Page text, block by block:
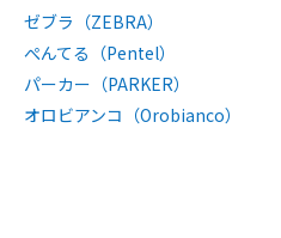
ゼブラ（ZEBRA）
ぺんてる（Pentel）
パーカー（PARKER）
オロビアンコ（Orobianco）